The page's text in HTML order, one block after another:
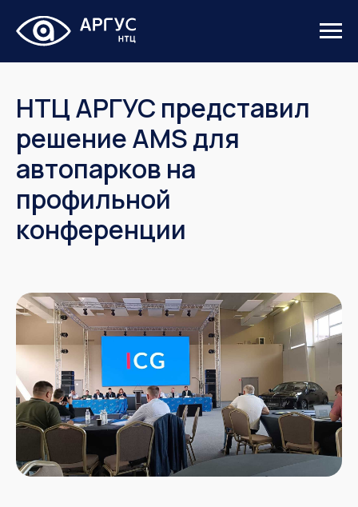
НТЦ АРГУС представил
решение AMS для
автопарков на
профильной
конференции